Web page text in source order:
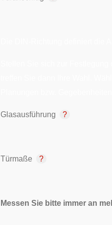
Glasausführung
Türmaße
Messen Sie bitte immer an